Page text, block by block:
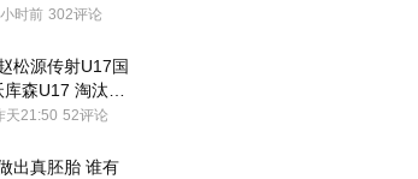
卜岗，官方通
时前 302评论
松源传射U17国
森U17 淘汰赛
天21:50 52评论
出真胚胎 谁有